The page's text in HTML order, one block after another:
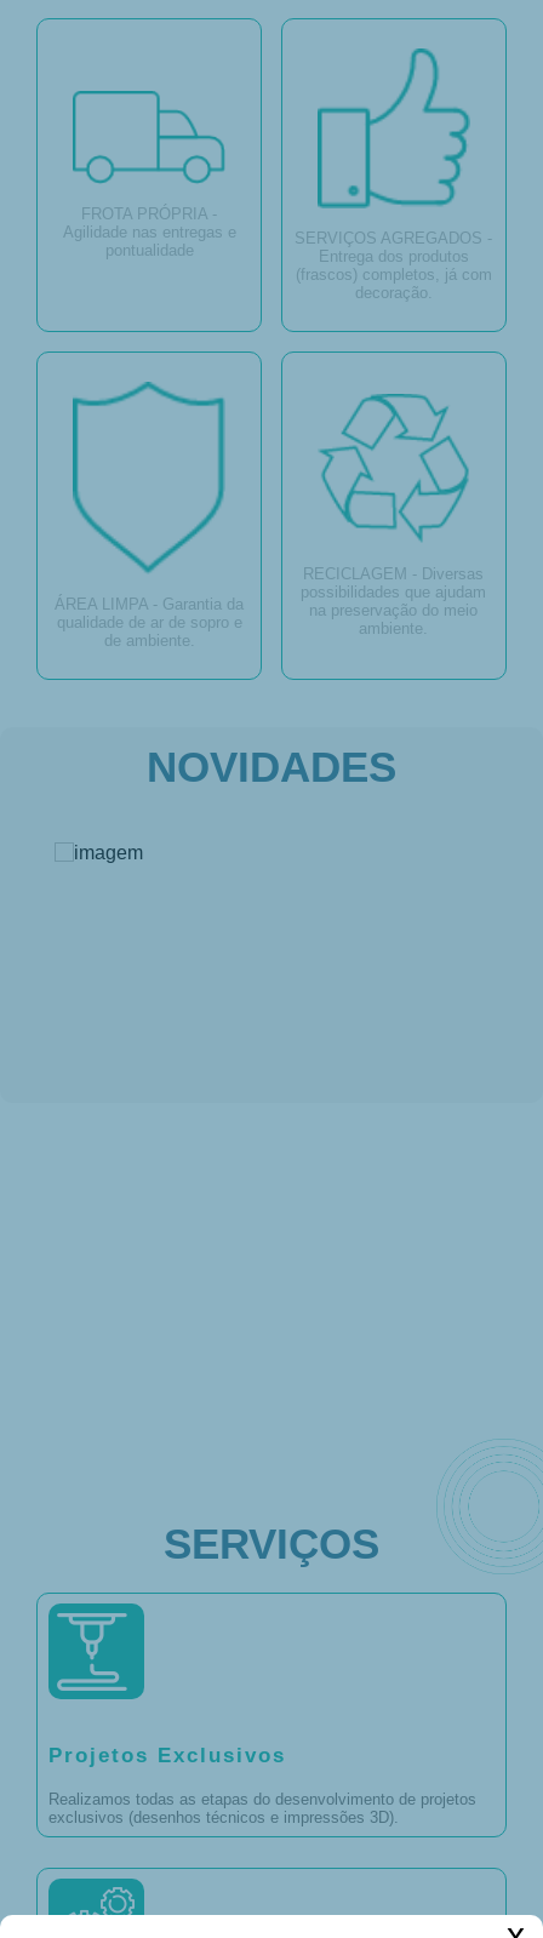
FROTA PRÓPRIA -
Agilidade nas entregas e
pontualidade
SERVIÇOS AGREGADOS -
Entrega dos produtos
(frascos) completos, já com
decoração.
ÁREA LIMPA - Garantia da
qualidade de ar de sopro e
de ambiente.
RECICLAGEM - Diversas
possibilidades que ajudam
na preservação do meio
ambiente.
NOVIDADES
SERVIÇOS
Projetos Exclusivos
Realizamos todas as etapas do desenvolvimento de projetos
exclusivos (desenhos técnicos e impressões 3D).